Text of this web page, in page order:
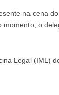
na cena
o
Legal (IML)